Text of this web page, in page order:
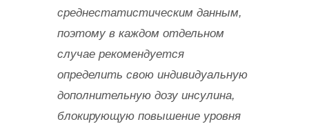
среднестатистическим данным,
поэтому в каждом отдельном
случае рекомендуется
определить свою индивидуальную
дополнительную дозу инсулина,
блокирующую повышение уровня